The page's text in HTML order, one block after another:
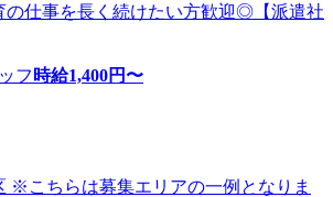
の仕事を長く続けたい方歓迎◎【派遣社
フ 時給1,400円〜
※こちらは募集エリアの一例となりま